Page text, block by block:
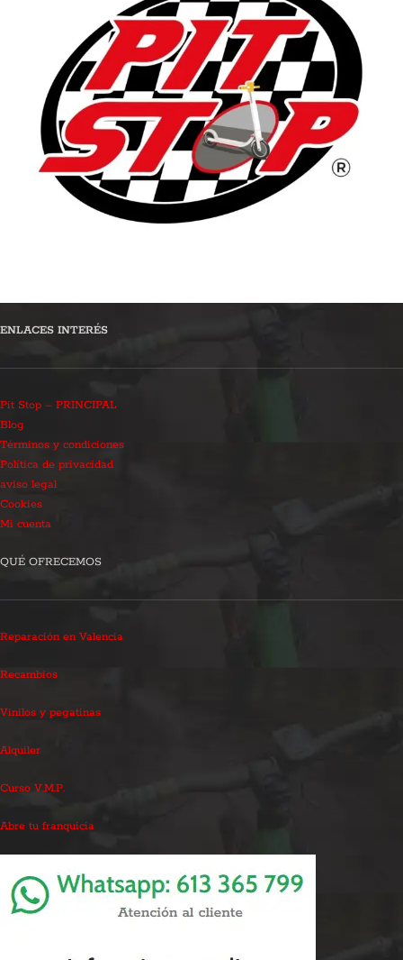
ENLACES INTERÉS
Pit Stop – PRINCIPAL
Blog
Términos y condiciones
Política de privacidad
aviso legal
Cookies
Mi cuenta
QUÉ OFRECEMOS
Reparación en Valencia
Recambios
Vinilos y pegatinas
Alquiler
Curso V.M.P.
Abre tu franquicia